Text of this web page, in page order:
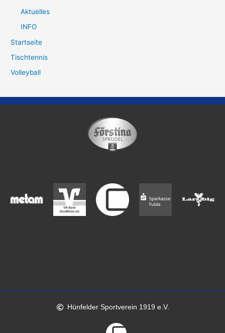
Aktuelles
INFO
Startseite
Tischtennis
Volleyball
Hünfelder Sportverein 1919 e.V.